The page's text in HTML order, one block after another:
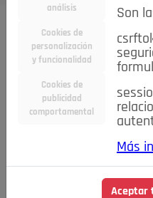
NOVIEMBRE DE 2023
Escucha el audio de este
PEPE LÓPEZ MAESO: “JIMMY
análisis
Cookies de
personalización
y funcionalidad
Cookies de
publicidad
comportamental
Son
Más
Aceptar